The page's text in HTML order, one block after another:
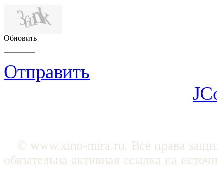
Обновить
Отправить
© www.kino-mira.ru. Все права
обязательна активная ссылка на